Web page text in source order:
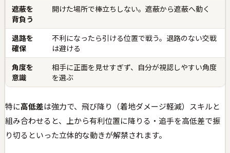
遮蔽を
背負う
開けた場所で棒立ちしない。遮蔽から遮蔽へ動く
退路を
確保
不利になったら引ける位置で戦う。退路のない交戦
は避ける
角度を
意識
相手に正面を見せすぎず、自分が視認しやすい角度
を選ぶ
特に高低差は強力で、飛び降り（着地ダメージ軽減）スキルと
組み合わせると、上から有利位置に降りる・追手を高低差で振
り切るといった立体的な動きが解禁されます。